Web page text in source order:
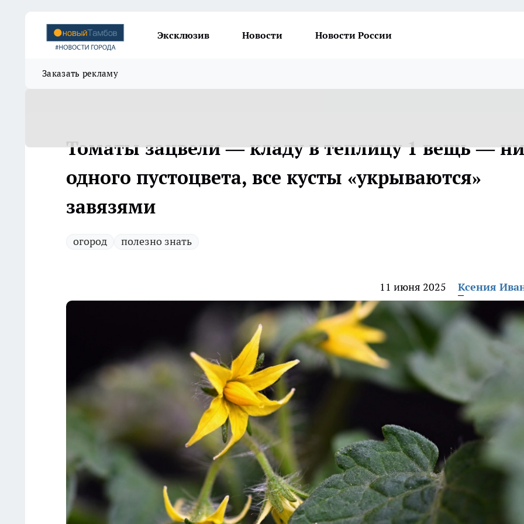
Эксклюзив Новости Новости России
Заказать рекламу
Томаты зацвели — кладу в теплицу 1 вещь — ни
одного пустоцвета, все кусты «укрываются»
завязями
огород полезно знать
11 июня 2025 Ксения